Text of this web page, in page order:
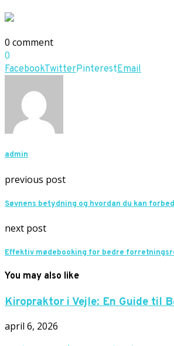
0 comment
0
FacebookTwitterPinterestEmail
admin
previous post
Søvnens betydning og hvordan du kan
next post
Effektiv mødebooking for bedre
You may also like
Kiropraktor i Vejle: En Guide til
april 6, 2026